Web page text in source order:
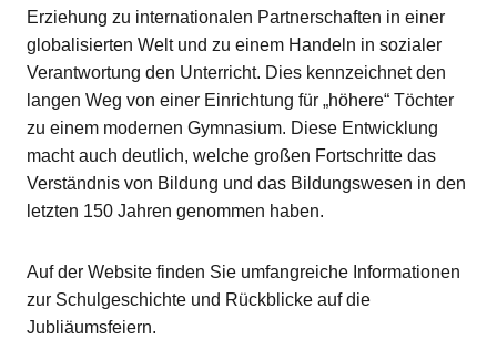
Erziehung zu internationalen Partnerschaften in einer
globalisierten Welt und zu einem Handeln in sozialer
Verantwortung den Unterricht. Dies kennzeichnet den
langen Weg von einer Einrichtung für „höhere“ Töchter
zu einem modernen Gymnasium. Diese Entwicklung
macht auch deutlich, welche großen Fortschritte das
Verständnis von Bildung und das Bildungswesen in den
letzten 150 Jahren genommen haben.
Auf der Website finden Sie umfangreiche Informationen
zur Schulgeschichte und Rückblicke auf die
Jubliäumsfeiern.